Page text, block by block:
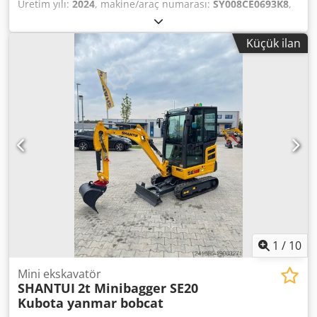
Üretim yılı: 2024, makine/araç numarası: SY008CE0693K8,
Yapım yılı: 2024 Motor gücü: 73 hp (53,7 kW) Çalışma
ağırlığı yaklaşık 8.800 kg Motor Yanmar, Stage V, yaklaşık 73
hp, 202 Nm, 3.319 cc Hidrolik yük algılama, maks. 185 l/dak
1. orantılı ek kontrol devresi GRL/Joystick üzerindeki çekiç 1
2. joystick 2'deki orantılı ek kontrol devresi tutucusu Aşırı
yük göstergeli çubuk ve bom için emniyet kaldırma valfleri
Hızlı bağlantı hidrolik devresi çift etkili Döner fren
Dedpfxov Nix Aj Anxjwa 2 sürüş hızı Kolda silindir
koruması Kova koparma kuvveti ISO 56 kN Sap yırtılma
kuvveti ISO 38 kN ROPS kabini Ayarlanabilir bom, kepçe
çubuğu 2.050 mm Dozer bıçağı Kauçuk paletler 450 mm
Akü ana şalteri Sürüş alarmı ve dönen işaret fişeği Motor
acil durdurma anahtarı Tavanda 2x LED farlar LED far 1x
bomda 12V bağlantısı Belge bölmesi Hoparlörlü radyo
Küçük ilan
1 / 10
Mini ekskavatör
SHANTUI 2t Minibagger SE20
Kubota yanmar bobcat